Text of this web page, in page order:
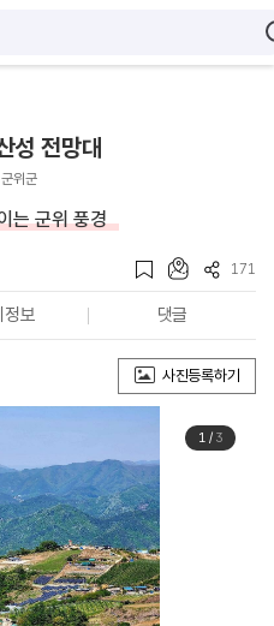
성 전망대
위군
는 군위 풍경
171
정보 댓글
사진등록하기
1/ 3